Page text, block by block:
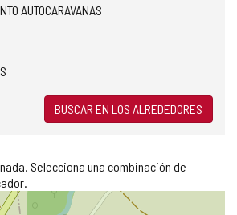
AUTOCARAVANAS
BUSCAR EN LOS ALREDEDORES
Selecciona una combinación de